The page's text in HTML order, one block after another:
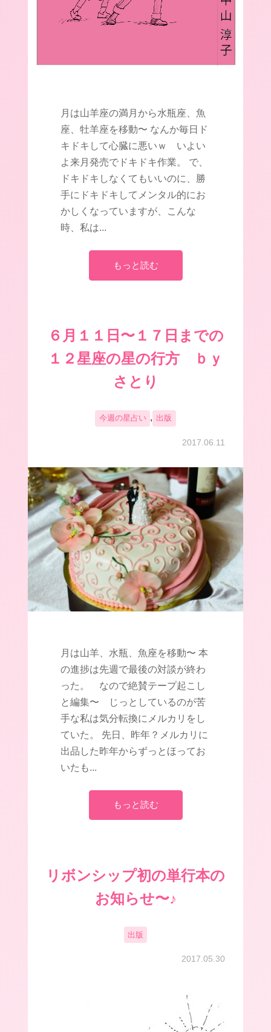
月は山羊座の満月から水瓶座、魚
座、牡羊座を移動〜 なんか毎日ド
キドキして心臓に悪いｗ いよい
よ来月発売でドキドキ作業。 で、
ドキドキしなくてもいいのに、勝
手にドキドキしてメンタル的にお
かしくなっていますが、こんな
時、私は...
もっと読む
６月１１日〜１７日までの
１２星座の星の行方 ｂｙ
さとり
今週の星占い , 出版
2017.06.11
月は山羊、水瓶、魚座を移動〜 本
の進捗は先週で最後の対談が終わ
った。 なので絶賛テープ起こし
と編集〜 じっとしているのが苦
手な私は気分転換にメルカリをし
ていた。 先日、昨年？メルカリに
出品した昨年からずっとほってお
いたも...
もっと読む
リボンシップ初の単行本の
お知らせ〜♪
出版
2017.05.30